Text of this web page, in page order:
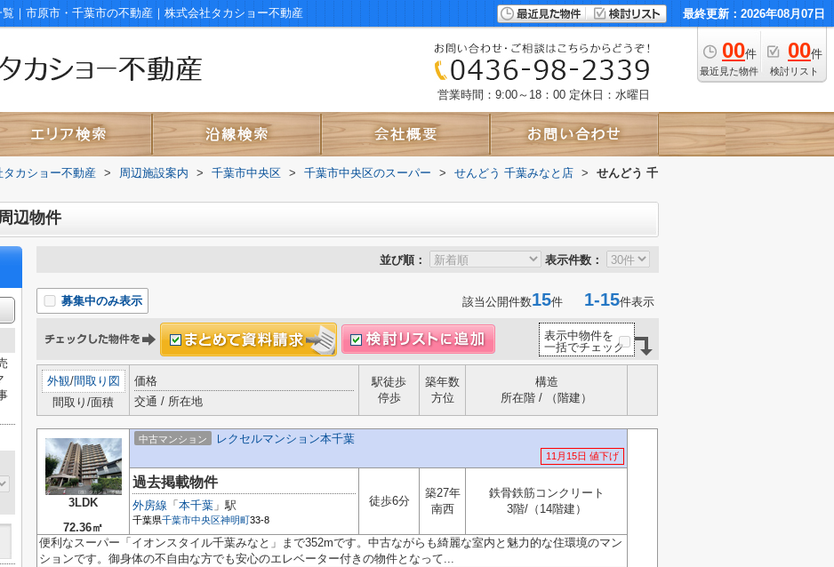
｜市原市・千葉市の不動産｜株式会社タカショー不動産 最終更新：2026年08月07日
00件
最近見た物件
00件
検討リスト
営業時間：9:00～18：00 定休日：水曜日
カショー不動産 > 周辺施設案内 > 千葉市中央区 > 千葉市中央区のスーパー > せんどう 千葉みなと店 >
せんどう 千
辺物件
並び順： 表示件数：
募集中のみ表示 該当公開件数15件 1-15件表示
表示中物件を
一括でチェック
外観/間取り図
間取り/面積
価格
交通 / 所在地
駅徒歩
停歩
築年数
方位
構造
所在階 / （階建）
3LDK
72.36㎡
中古マンション レクセルマンション本千葉
11月15日 値下げ
過去掲載物件
外房線 「 本千葉 」駅
千葉県千葉市中央区神明町33-8
徒歩6分
築27年
南西
鉄骨鉄筋コンクリート
3階/（14階建）
便利なスーパー「イオンスタイル千葉みなと」まで352mです。中古ながらも綺麗な室内と魅力的な住環境のマン
ションです。御身体の不自由な方でも安心のエレベーター付きの物件となって...